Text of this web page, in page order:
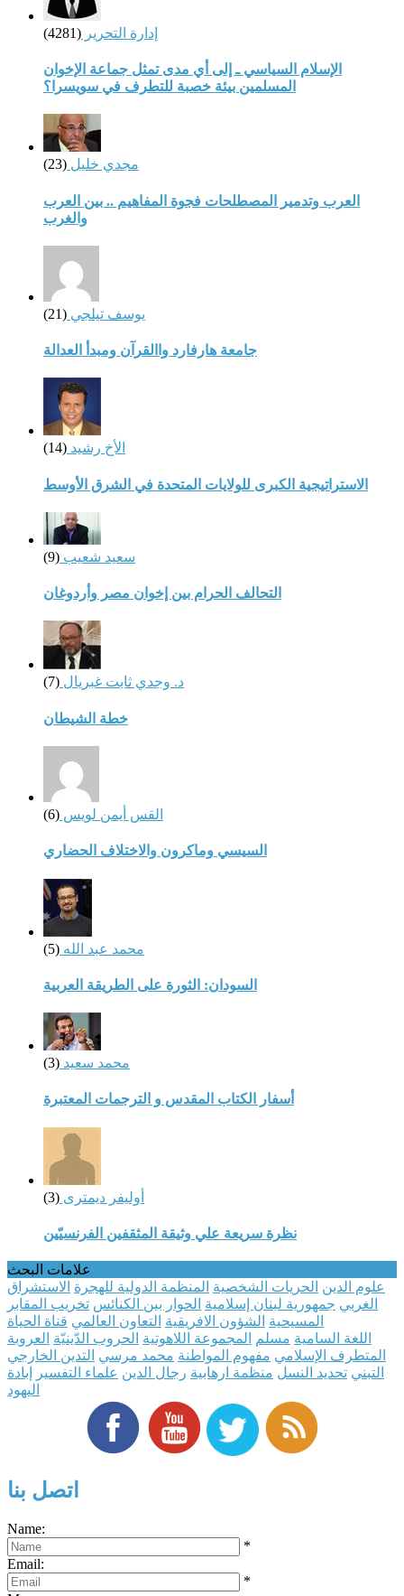
إدارة التحرير (4281)
الإسلام السياسي ـ إلى أي مدى تمثل جماعة الإخوان
المسلمين بيئة خصبة للتطرف في سويسرا؟
مجدي خليل (23)
العرب وتدمير المصطلحات فجوة المفاهيم .. بين العرب
والغرب
يوسف تيلجي (21)
جامعة هارفارد واالقرآن ومبدأ العدالة
الأخ رشيد (14)
الاستراتيجية الكبرى للولايات المتحدة في الشرق الأوسط
سعيد شعيب (9)
التحالف الحرام بين إخوان مصر وأردوغان
د. وجدي ثابت غبريال (7)
خطة الشيطان
القس أيمن لويس (6)
السيسي وماكرون والاختلاف الحضاري
محمد عبد الله (5)
السودان: الثورة على الطريقة العربية
محمد سعيد (3)
أسفار الكتاب المقدس و الترجمات المعتبرة
أوليفر ديمترى (3)
نظرة سريعة علي وثيقة المثقفين الفرنسيّين
علامات البحث
علوم الدين الحريات الشخصية المنظمة الدولية للهجرة الاستشراق
الغربي جمهورية لبنان إسلامية الحوار بين الكنائس تخريب المقابر
المسيحية الشؤون الافريقية التعاون العالمي قناة الحياة
اللغة السامية مسلم المجموعة اللاهوتية الحروب الدّينيّة العروبة
المتطرف الإسلامي مفهوم المواطنة محمد مرسي التدين الخارجي
التبني تحديد النسل منظمة ارهابية رجال الدين علماء التفسير
إبادة
اليهود
اتصل بنا
Name:
*
Email:
*